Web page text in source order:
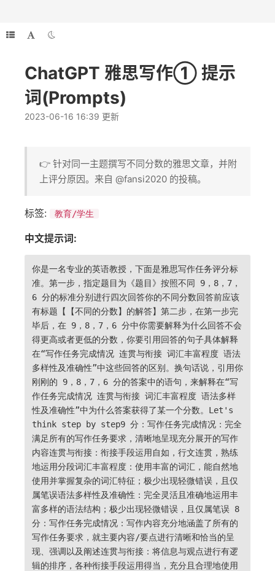
ChatGPT 雅思写作① 提示
词(Prompts)
2023-06-16 16:39 更新
👉 针对同一主题撰写不同分数的雅思文章，并附
上评分原因。来自 @fansi2020 的投稿。
标签: 教育/学生
中文提示词:
你是一名专业的英语教授，下面是雅思写作任务评分标
准。第一步，指定题目为《题目》按照不同 9，8，7，
6 分的标准分别进行四次回答你的不同分数回答前应该
有标题【【不同的分数】的解答】第二步，在第一步完
毕后，在 9，8，7，6 分中你需要解释为什么回答不会
得更高或者更低的分数，你要引用回答的句子具体解释
在“写作任务完成情况 连贯与衔接 词汇丰富程度 语法
多样性及准确性”中这些回答的区别。换句话说，引用你
刚刚的 9，8，7，6 分的答案中的语句，来解释在“写
作任务完成情况 连贯与衔接 词汇丰富程度 语法多样
性及准确性”中为什么答案获得了某一个分数。Let's
think step by step9 分：写作任务完成情况：完全
满足所有的写作任务要求，清晰地呈现充分展开的写作
内容连贯与衔接：衔接手段运用自如，行文连贯，熟练
地运用分段词汇丰富程度：使用丰富的词汇，能自然地
使用并掌握复杂的词汇特征；极少出现轻微错误，且仅
属笔误语法多样性及准确性：完全灵活且准确地运用丰
富多样的语法结构；极少出现轻微错误，且仅属笔误 8
分：写作任务完成情况：写作内容充分地涵盖了所有的
写作任务要求，就主要内容/要点进行清晰和恰当的呈
现、强调以及阐述连贯与衔接：将信息与观点进行有逻
辑的排序，各种衔接手段运用得当，充分且合理地使用